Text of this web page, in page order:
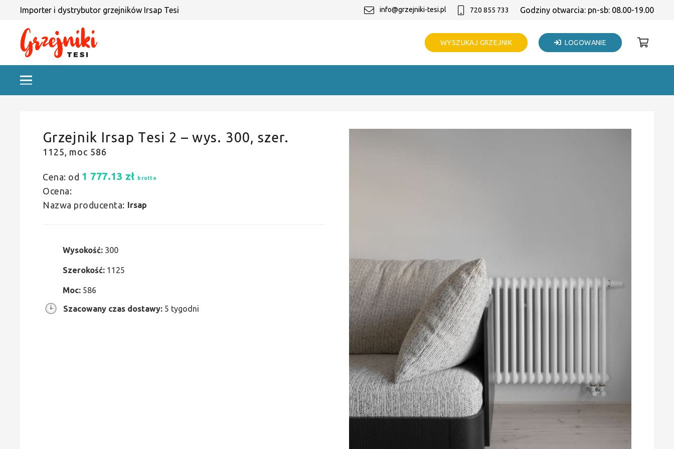
Importer i dystrybutor grzejników Irsap Tesi info@grzejniki-tesi.pl 720 855 733 Godziny otwarcia: pn-sb: 08.00-19.00
WYSZUKAJ GRZEJNIK LOGOWANIE
Grzejnik Irsap Tesi 2 – wys. 300, szer.
1125, moc 586
Cena: od 1 777.13 zł brutto
Ocena:
Nazwa producenta: Irsap
Wysokość: 300
Szerokość: 1125
Moc: 586
Szacowany czas dostawy: 5 tygodni